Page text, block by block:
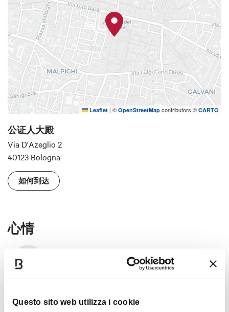
Questo sito web utilizza i cookie
Leaflet | © OpenStreetMap contributors © CARTO
公证人大殿
Via D'Azeglio 2
40123 Bologna
如何到达
心情